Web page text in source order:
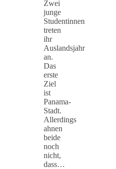
Zwei
junge
Studentinnen
treten
ihr
Auslandsjahr
an.
Das
erste
Ziel
ist
Panama-
Stadt.
Allerdings
ahnen
beide
noch
nicht,
dass…